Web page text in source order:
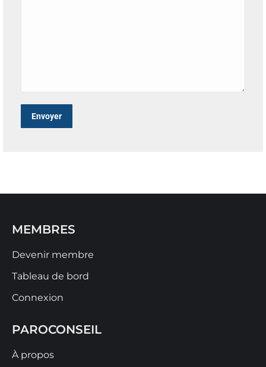
MEMBRES
Devenir membre
Tableau de bord
Connexion
PAROCONSEIL
À propos